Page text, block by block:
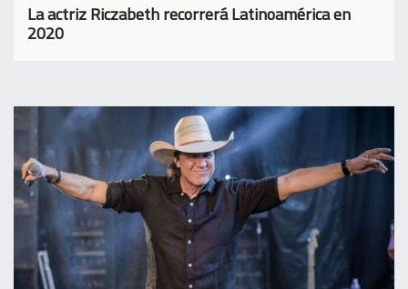
La actriz Riczabeth recorrerá Latinoamérica en
2020